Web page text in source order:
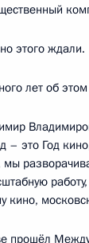
этого ждали.
лет об
– это Год
мы
кино,
прошёл